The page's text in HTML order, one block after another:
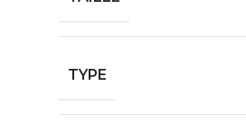
TYPE